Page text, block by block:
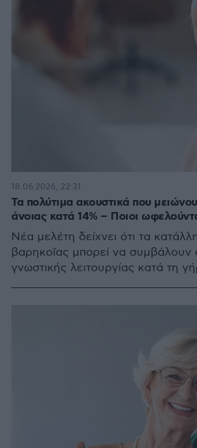
Τα πολύτιμα ακουστικά που
άνοιας κατά 14% – Ποιοι
Νέα μελέτη δείχνει ότι τα
βαρηκοΐας μπορεί να συμβάλουν
γνωστικής λειτουργίας κατά τη
18.06.2026, 22:31